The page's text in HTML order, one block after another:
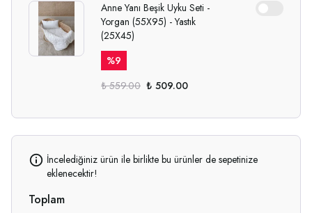
Anne Yanı Beşik Uyku Seti -
Yorgan (55X95) - Yastık
(25X45)
%9
₺ 559.00 ₺ 509.00
İncelediğiniz ürün ile birlikte bu ürünler de sepetinize
eklenecektir!
Toplam